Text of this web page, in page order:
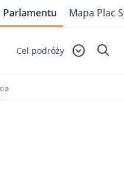
Cel podróży
Parlamentu Mapa Plac